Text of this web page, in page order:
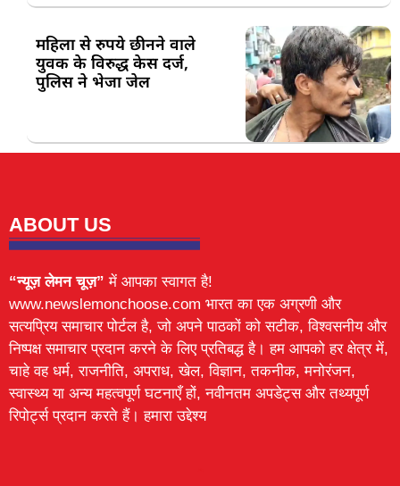
महिला से रुपये छीनने वाले
युवक के विरुद्ध केस दर्ज,
पुलिस ने भेजा जेल
ABOUT US
“न्यूज़ लेमन चूज़” में आपका स्वागत है!
www.newslemonchoose.com भारत का एक अग्रणी और
सत्यप्रिय समाचार पोर्टल है, जो अपने पाठकों को सटीक, विश्वसनीय और
निष्पक्ष समाचार प्रदान करने के लिए प्रतिबद्ध है। हम आपको हर क्षेत्र में,
चाहे वह धर्म, राजनीति, अपराध, खेल, विज्ञान, तकनीक, मनोरंजन,
स्वास्थ्य या अन्य महत्वपूर्ण घटनाएँ हों, नवीनतम अपडेट्स और तथ्यपूर्ण
रिपोर्ट्स प्रदान करते हैं। हमारा उद्देश्य